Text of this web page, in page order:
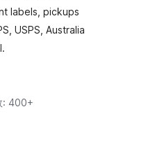
labels, pickups
USPS, Australia
: 400+